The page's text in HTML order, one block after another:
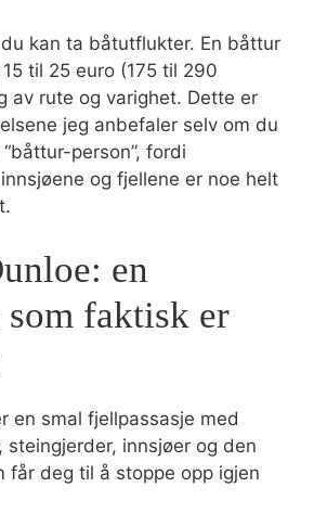
kan ta båtutflukter. En båttur
til 25 euro (175 til 290
av rute og varighet. Dette er
jeg anbefaler selv om du
person”, fordi
og fjellene er noe helt
en
faktisk er
en smal fjellpassasje med
steingjerder, innsjøer og den
får deg til å stoppe opp igjen